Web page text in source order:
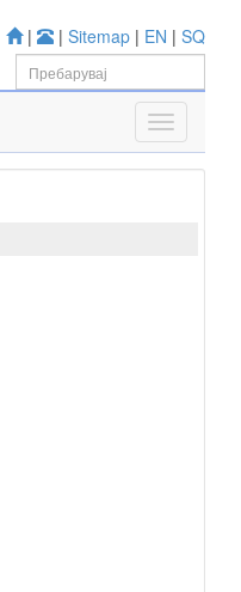
| | Sitemap | EN | SQ